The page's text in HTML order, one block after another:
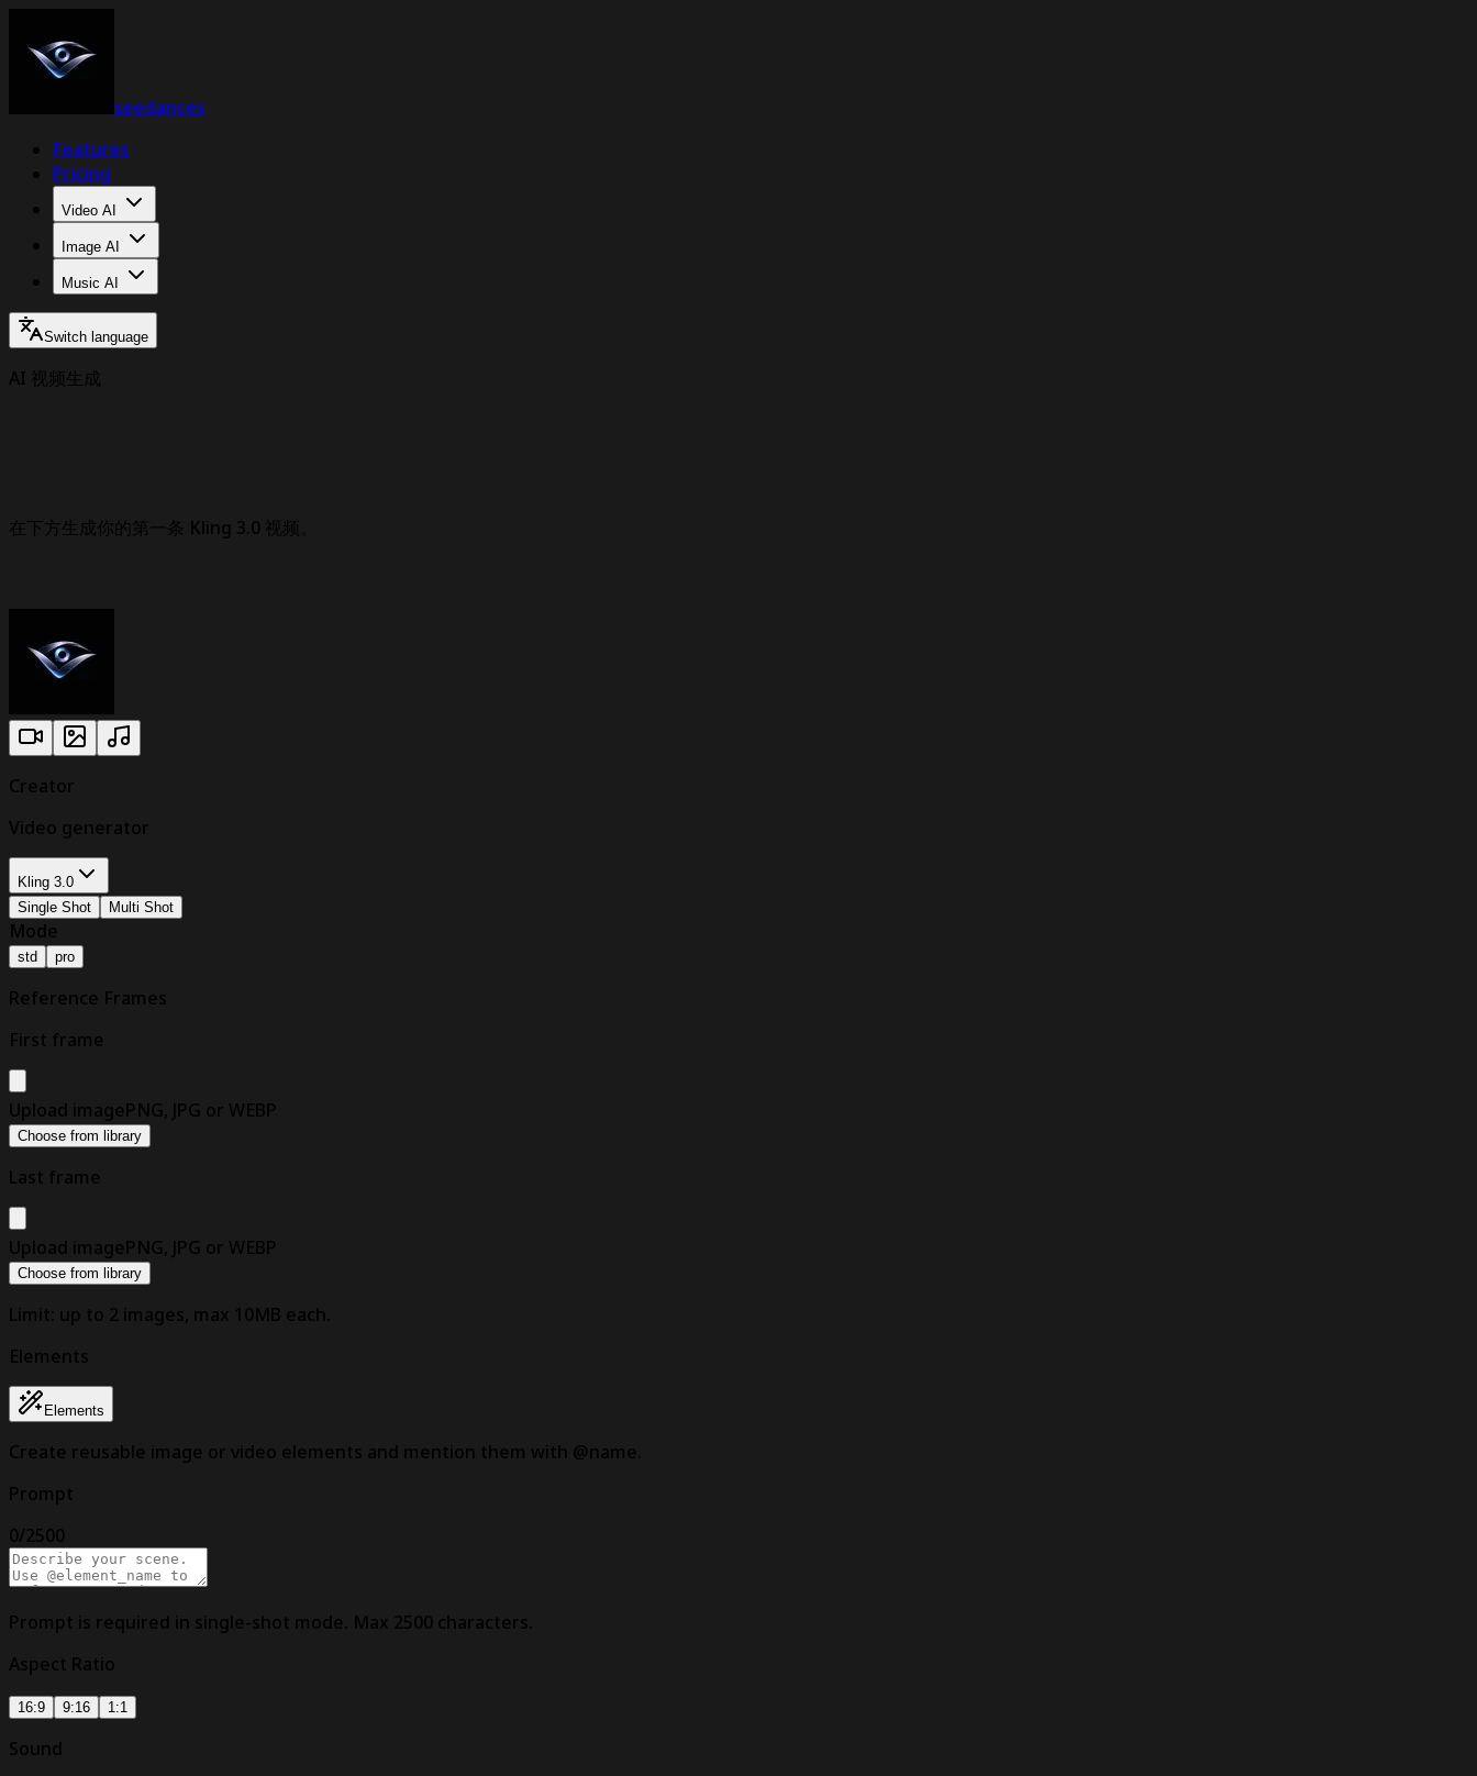
seedances
Features
Pricing
Video AI
Image AI
Music AI
Switch language
AI 视频生成
在下方生成你的第一条 Kling 3.0 视频。
Creator
Video generator
Kling 3.0
Single Shot
Multi Shot
Mode
std pro
Reference Frames
First frame
Upload imagePNG, JPG or WEBP
Choose from library
Last frame
Upload imagePNG, JPG or WEBP
Choose from library
Limit: up to 2 images, max 10MB each.
Elements
Elements
Create reusable image or video elements and mention them with @name.
Prompt
0/2500
Prompt is required in single-shot mode. Max 2500 characters.
Aspect Ratio
16:9 9:16 1:1
Sound